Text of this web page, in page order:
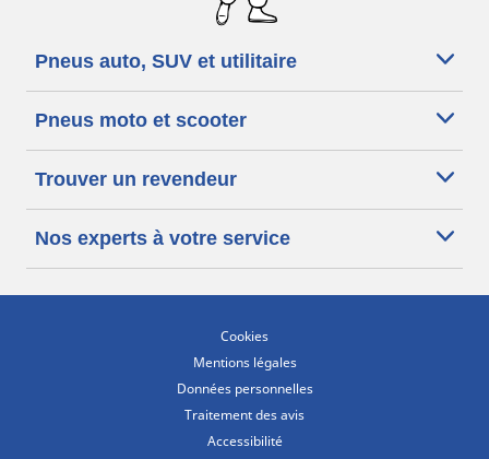
Pneus auto, SUV et utilitaire
Pneus moto et scooter
Trouver un revendeur
Nos experts à votre service
Cookies
Mentions légales
Données personnelles
Traitement des avis
Accessibilité